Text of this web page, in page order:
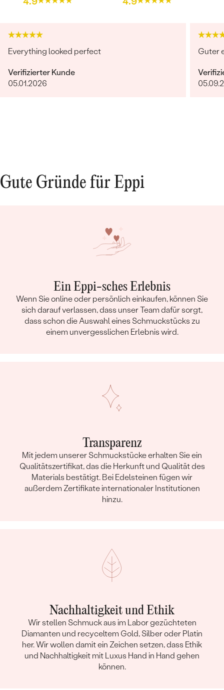
FARBE:
HERKUNFT:
Everything looked perfect
Verifizierter Kunde
05.01.2026
Guter
Gute Gründe für Eppi
Ein Eppi-sches Erlebnis
Wenn Sie online oder persönlich einkaufen, können Sie
sich darauf verlassen, dass unser Team dafür sorgt,
dass schon die Auswahl eines Schmuckstücks zu
einem unvergesslichen Erlebnis wird.
Transparenz
Mit jedem unserer Schmuckstücke erhalten Sie ein
Qualitätszertifikat, das die Herkunft und Qualität des
Materials bestätigt. Bei Edelsteinen fügen wir
außerdem Zertifikate internationaler Institutionen
hinzu.
Nachhaltigkeit und Ethik
Wir stellen Schmuck aus im Labor gezüchteten
Diamanten und recyceltem Gold, Silber oder Platin
her. Wir wollen damit ein Zeichen setzen, dass Ethik
und Nachhaltigkeit mit Luxus Hand in Hand gehen
können.